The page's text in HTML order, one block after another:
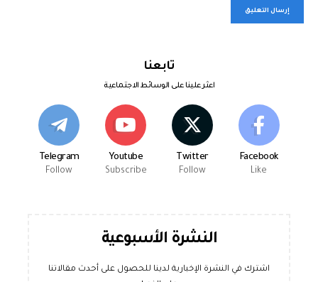
تابعنا
اعثر علينا على الوسائط الاجتماعية
Facebook
Like
Twitter
Follow
Youtube
Subscribe
Telegram
Follow
النشرة الأسبوعية
اشترك في النشرة الإخبارية لدينا للحصول على أحدث مقالاتنا